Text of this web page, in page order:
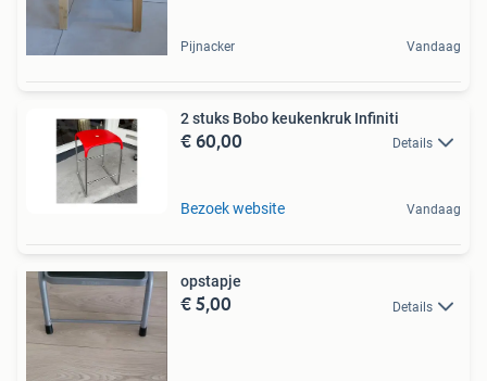
Pijnacker Vandaag
2 stuks Bobo keukenkruk Infiniti
€ 60,00 Details
Bezoek website Vandaag
opstapje
€ 5,00 Details